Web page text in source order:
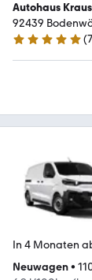
Autohaus
92439
5 Sterne
(
In 4 Monaten
Neuwagen•